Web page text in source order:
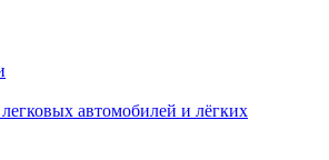
автомобилей и лёгких